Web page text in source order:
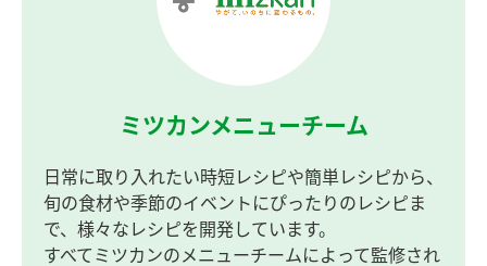
ミツカンメニューチーム
日常に取り入れたい時短レシピや簡単レシピから、
旬の食材や季節のイベントにぴったりのレシピま
で、様々なレシピを開発しています。
すべてミツカンのメニューチームによって監修され